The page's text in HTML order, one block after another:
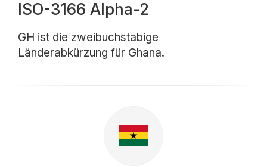
ISO-3166 Alpha-2
GH ist die zweibuchstabige
Länderabkürzung für Ghana.